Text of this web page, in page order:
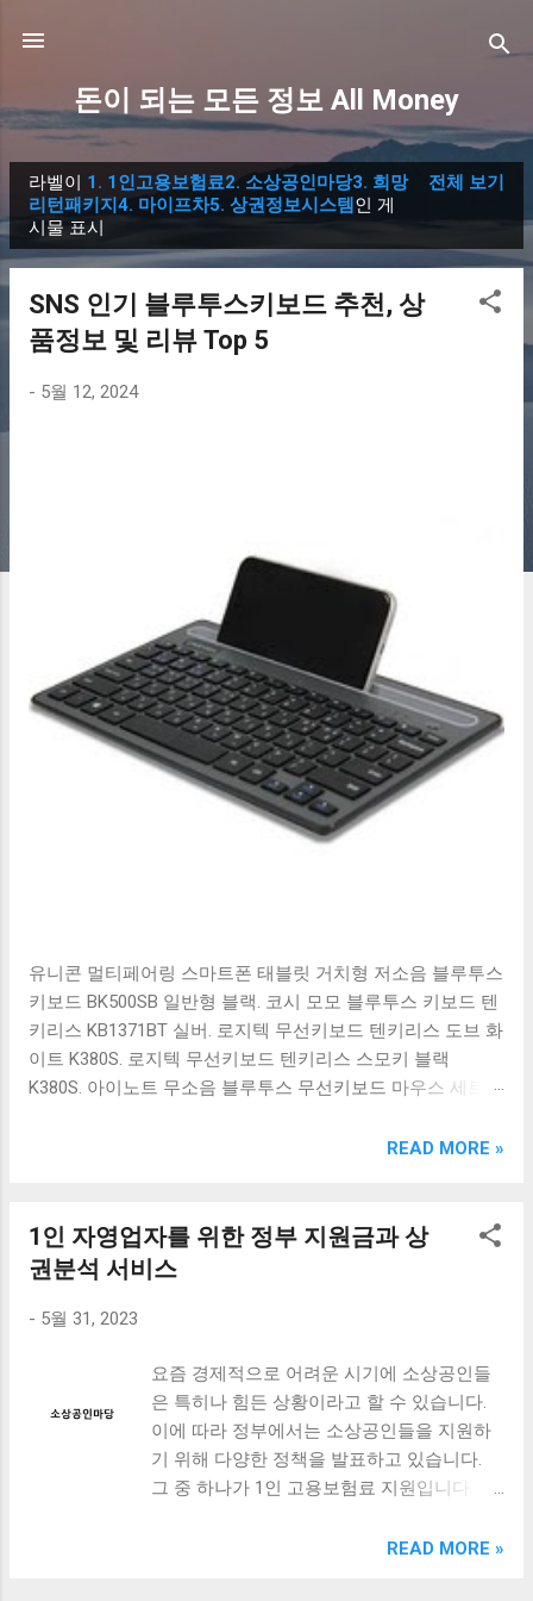
돈이 되는 모든 정보 All Money
글
라벨이 1. 1인고용보험료2. 소상공인마당3. 희망
리턴패키지4. 마이프차5. 상권정보시스템인 게
시물 표시
전체 보기
SNS 인기 블루투스키보드 추천, 상
품정보 및 리뷰 Top 5
- 5월 12, 2024
유니콘 멀티페어링 스마트폰 태블릿 거치형 저소음 블루투스
키보드 BK500SB 일반형 블랙. 코시 모모 블루투스 키보드 텐
키리스 KB1371BT 실버. 로지텍 무선키보드 텐키리스 도브 화
이트 K380S. 로지텍 무선키보드 텐키리스 스모키 블랙
K380S. 아이노트 무소음 블루투스 무선키보드 마우스 세트
OABTKBDA 퓨어 화이트. 코시 베이직 블루투스 키보드
랙. 큐센 멤브레인 무선 키보드 블랙 K1000 일반형 블루투스
키보드 구매를 고려하실 때, 추가 할인 혜택을 놓치지 마세요.
다양한 할인 혜택과 빠른배송 혜택을 놓치지 않도록 먼저 확
인해보세요. 추가할인 확인하기 상품 하나를 사더라도 종류
루투스키보드 같은 상품을 고를 때는 더 고민이 많을 수 밖에
없습니다. 다양한 상품들을 상세스펙 과 가격 을 꼼꼼히 비교
해서 구매하실 수 있도록 순위 추천 해드릴게요. 특가상품 보
러가기 추천상품 Best 유니콘 멀티페어링 스마트폰 태블릿
거치형 저소음 블루투스 키보드, BK-500SB, 일반형, 블랙 유
READ MORE »
1인 자영업자를 위한 정부 지원금과 상
권분석 서비스
- 5월 31, 2023
요즘 경제적으로 어려운 시기에 소상공인들
은 특히나 힘든 상황이라고 할 수 있습니다.
이에 따라 정부에서는 소상공인들을 지원하
기 위해 다양한 정책을 발표하고 있습니다.
그 중 하나가 1인 고용보험료 지원입니다. 이
자세히 알아보고, 소상공인들이 더욱 효율적
READ MORE »